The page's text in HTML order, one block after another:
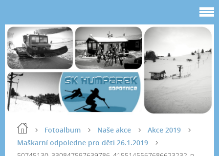
Fotoalbum Naše akce
Akce 2019
Maškarní odpoledne pro děti 26.1.2019